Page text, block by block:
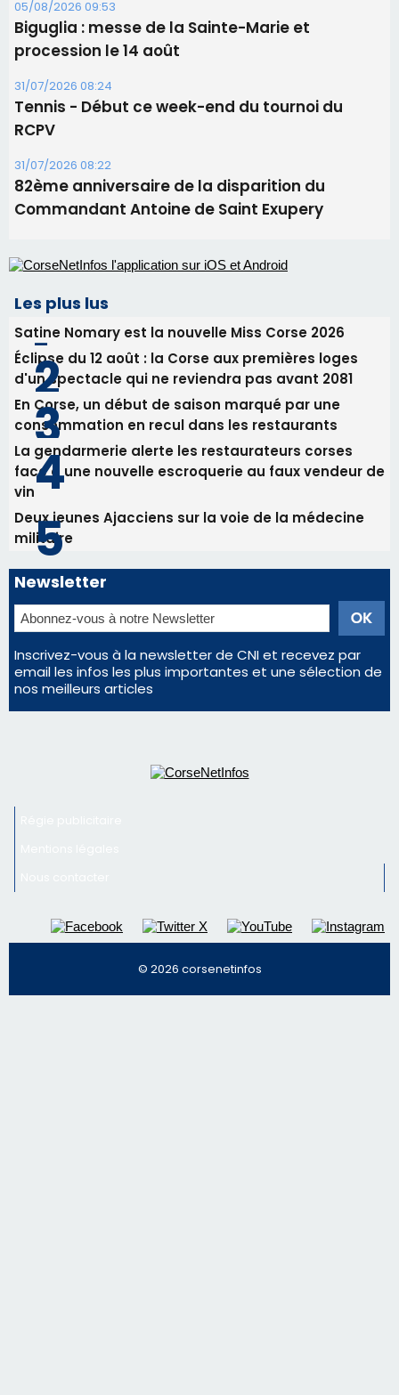
Les plus lus
Satine Nomary est la nouvelle Miss Corse 2026
d'un spectacle qui ne reviendra pas avant 2081
En Corse, un début de saison marqué par une
consommation en recul dans les restaurants
face à une nouvelle escroquerie au faux vendeur de
Deux jeunes Ajacciens sur la voie de la médecine
militaire
Newsletter
Inscrivez-vous à la newsletter de CNI et recevez par
email les infos les plus importantes et une sélection de
nos meilleurs articles
Régie publicitaire
Nous contacter
© 2026 corsenetinfos